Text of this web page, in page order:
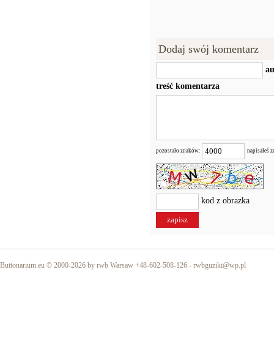
Dodaj swój komentarz
treść komentarza
pozostało znaków: napisałeś
kod z obrazka
Buttonarium.eu © 2000-2026 by rwb Warsaw +48-602-508-126 - rwbguziki@wp.pl